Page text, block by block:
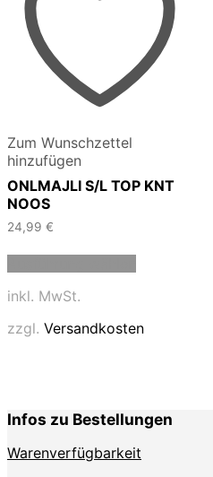
Zum Wunschzettel
hinzufügen
ONLMAJLI S/L TOP KNT
NOOS
24,99 €
auf.
der
Produktseite
gewählt
inkl. MwSt.
zzgl. Versandkosten
Infos zu Bestellungen
Warenverfügbarkeit